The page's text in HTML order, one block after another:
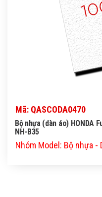
Mã: QASCODA0470
Bộ nhựa (dàn áo) HONDA
NH-B35
Nhóm Model: Bộ nhựa -